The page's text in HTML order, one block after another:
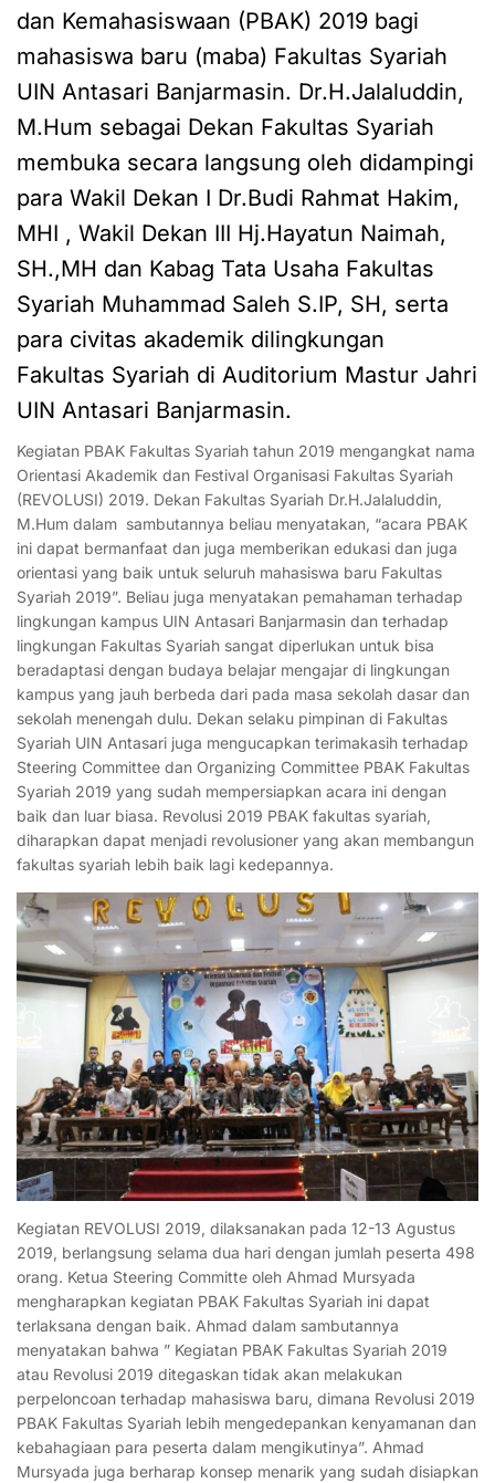
dan Kemahasiswaan (PBAK) 2019 bagi
mahasiswa baru (maba) Fakultas Syariah
UIN Antasari Banjarmasin. Dr.H.Jalaluddin,
M.Hum sebagai Dekan Fakultas Syariah
membuka secara langsung oleh didampingi
para Wakil Dekan I Dr.Budi Rahmat Hakim,
MHI , Wakil Dekan III Hj.Hayatun Naimah,
SH.,MH dan Kabag Tata Usaha Fakultas
Syariah Muhammad Saleh S.IP, SH, serta
para civitas akademik dilingkungan
Fakultas Syariah di Auditorium Mastur Jahri
UIN Antasari Banjarmasin.
Kegiatan PBAK Fakultas Syariah tahun 2019 mengangkat nama
Orientasi Akademik dan Festival Organisasi Fakultas Syariah
(REVOLUSI) 2019. Dekan Fakultas Syariah Dr.H.Jalaluddin,
M.Hum dalam sambutannya beliau menyatakan, “acara PBAK
ini dapat bermanfaat dan juga memberikan edukasi dan juga
orientasi yang baik untuk seluruh mahasiswa baru Fakultas
Syariah 2019”. Beliau juga menyatakan pemahaman terhadap
lingkungan kampus UIN Antasari Banjarmasin dan terhadap
lingkungan Fakultas Syariah sangat diperlukan untuk bisa
beradaptasi dengan budaya belajar mengajar di lingkungan
kampus yang jauh berbeda dari pada masa sekolah dasar dan
sekolah menengah dulu. Dekan selaku pimpinan di Fakultas
Syariah UIN Antasari juga mengucapkan terimakasih terhadap
Steering Committee dan Organizing Committee PBAK Fakultas
Syariah 2019 yang sudah mempersiapkan acara ini dengan
baik dan luar biasa. Revolusi 2019 PBAK fakultas syariah,
diharapkan dapat menjadi revolusioner yang akan membangun
fakultas syariah lebih baik lagi kedepannya.
Kegiatan REVOLUSI 2019, dilaksanakan pada 12-13 Agustus
2019, berlangsung selama dua hari dengan jumlah peserta 498
orang. Ketua Steering Committe oleh Ahmad Mursyada
mengharapkan kegiatan PBAK Fakultas Syariah ini dapat
terlaksana dengan baik. Ahmad dalam sambutannya
menyatakan bahwa ” Kegiatan PBAK Fakultas Syariah 2019
atau Revolusi 2019 ditegaskan tidak akan melakukan
perpeloncoan terhadap mahasiswa baru, dimana Revolusi 2019
PBAK Fakultas Syariah lebih mengedepankan kenyamanan dan
kebahagiaan para peserta dalam mengikutinya”. Ahmad
Mursyada juga berharap konsep menarik yang sudah disiapkan